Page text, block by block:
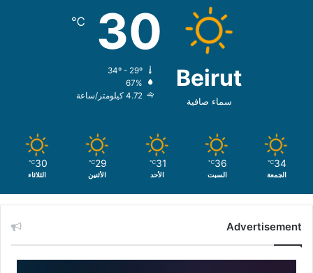
Beirut
سماء صافية
30
℃
67%
4.72 كيلومتر/ساعة
34
℃
الجمعة
36
℃
السبت
31
℃
الأحد
29
℃
الأثنين
30
℃
الثلاثاء
Advertisement